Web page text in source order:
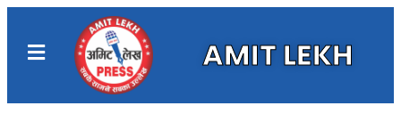
AMIT LEKH